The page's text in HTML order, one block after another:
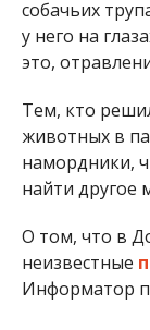
собачьих
у него на
это,
Тем, кто
животных в
намордники,
найти другое
О том, что в
неизвестные
Информатор